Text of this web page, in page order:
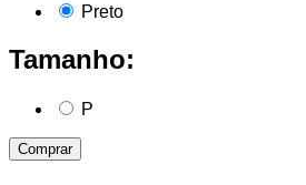
Preto
Tamanho:
P
Comprar